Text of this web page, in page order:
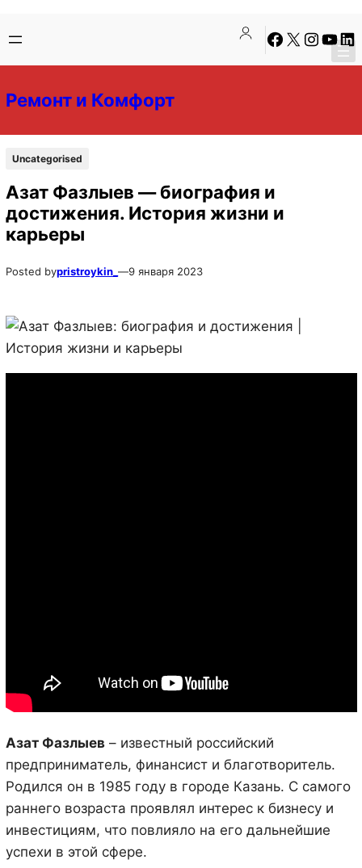
содержимому
содержимому
Facebook
X Instagram
Ремонт и Комфорт
Uncategorised
Азат Фазлыев — биография и
достижения. История жизни и
карьеры
Posted bypristroykin_ —9 января 2023
Азат Фазлыев– известный российский
предприниматель, финансист и благотворитель.
Родился он в 1985 году в городе Казань. С самого
раннего возраста проявлял интерес к бизнесу и
инвестициям, что повлияло на его дальнейшие
успехи в этой сфере.